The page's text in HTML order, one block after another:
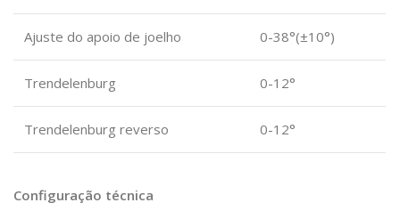
Ajuste do apoio de joelho 0-38°(±10°)
Trendelenburg 0-12°
Trendelenburg reverso 0-12°
Configuração técnica